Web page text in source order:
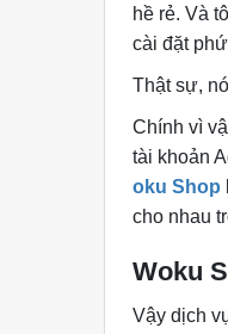
hề rẻ. Và
cài đặt
Thật sự,
Chính vì
tài khoản
oku Shop
cho nhau
Woku
Vậy dịch